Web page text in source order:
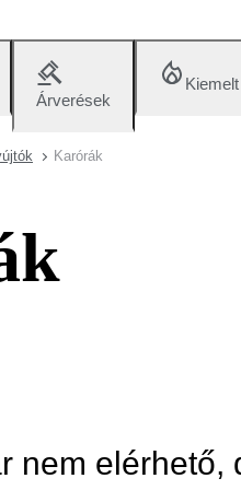
Árverések
Karórák
nem